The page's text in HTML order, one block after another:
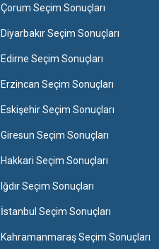
Çorum Seçim Sonuçları
Diyarbakır Seçim Sonuçları
Edirne Seçim Sonuçları
Erzincan Seçim Sonuçları
Eskişehir Seçim Sonuçları
Giresun Seçim Sonuçları
Hakkari Seçim Sonuçları
Iğdır Seçim Sonuçları
İstanbul Seçim Sonuçları
Kahramanmaraş Seçim Sonuçları